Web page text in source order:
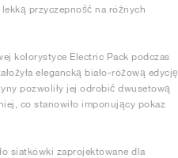
przyczepność na różnych
kolorystyce Electric Pack podczas
elegancką biało-różową edycję
pozwoliły jej odrobić dwusetową
co stanowiło imponujący pokaz
siatkówki zaprojektowane dla